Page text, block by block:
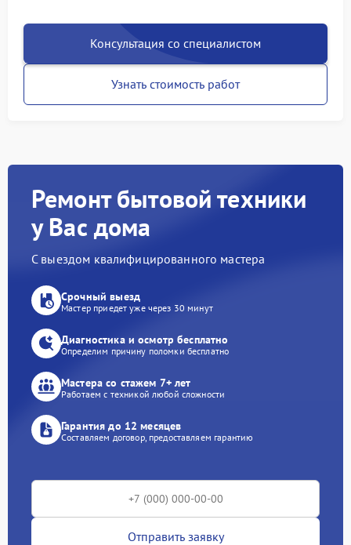
Консультация со специалистом
Узнать стоимость работ
Ремонт бытовой техники
у Вас дома
С выездом квалифицированного мастера
Срочный выезд
Мастер приедет уже через 30 минут
Диагностика и осмотр бесплатно
Определим причину поломки бесплатно
Мастера со стажем 7+ лет
Работаем с техникой любой сложности
Гарантия до 12 месяцев
Составляем договор, предоставляем гарантию
Отправить заявку